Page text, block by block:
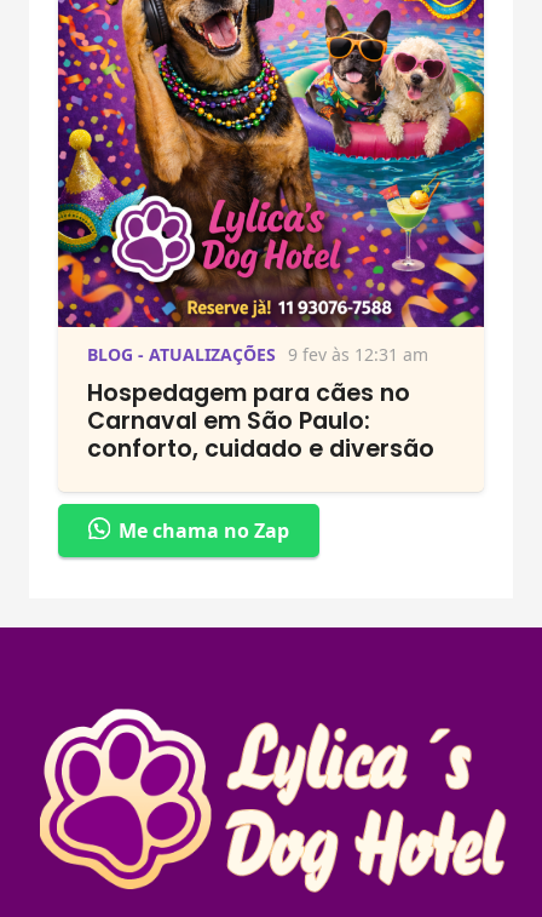
BLOG - ATUALIZAÇÕES 9 fev às 12:31 am
Hospedagem para cães no
Carnaval em São Paulo:
conforto, cuidado e diversão
Me chama no Zap